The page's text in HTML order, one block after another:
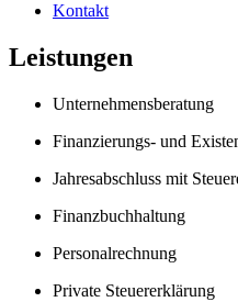
Kontakt
Leistungen
Unternehmensberatung
Finanzierungs- und
Jahresabschluss mit
Finanzbuchhaltung
Personalrechnung
Private Steuererklärung